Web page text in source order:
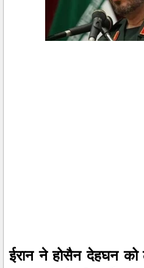
[HI] ईरान ने होसैन देहघन